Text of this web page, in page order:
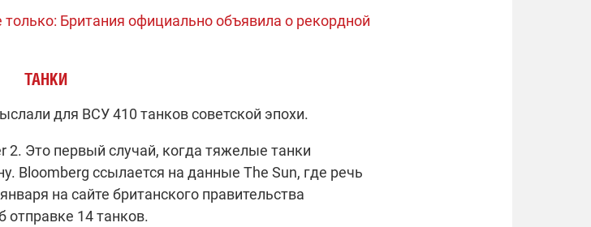
только: Британия официально объявила о рекордной
ТАНКИ
для ВСУ 410 танков советской эпохи.
2. Это первый случай, когда тяжелые танки
Bloomberg ссылается на данные The Sun, где речь
на сайте британского правительства
14 танков.